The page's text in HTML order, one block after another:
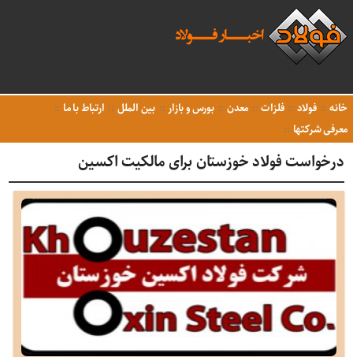
خانه فولاد فلزات معدن بورس و بازار بین الملل
ارتباط با ما
معرفی شرکتها
درخواست فولاد خوزستان برای مالکیت اکسین